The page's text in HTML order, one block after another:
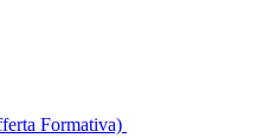
Formativa)